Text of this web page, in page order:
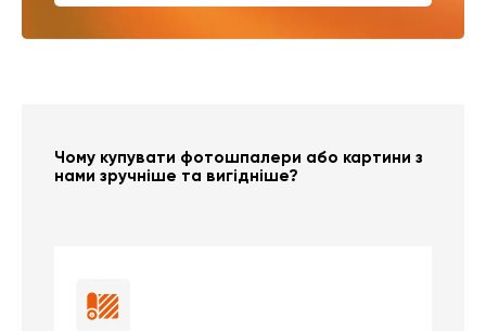
Чому купувати фотошпалери або картини з
нами зручніше та вигідніше?